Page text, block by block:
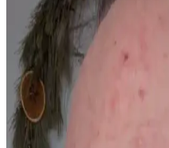
Kaş İnceltme ve
Uygun Yöntemler ve
Kaş inceltme ve şekillendirme
önemlidir. Hafif şekillendirme,
destekle yüz hatları ön plana
Erkekler İçin Feminen
Makyaj ve Bakım